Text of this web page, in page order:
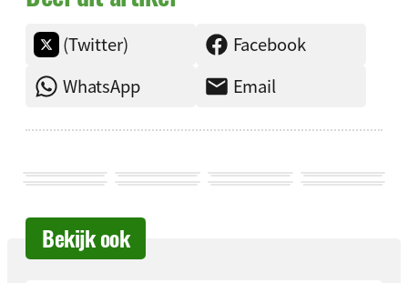
(Twitter)
Facebook
WhatsApp
Email
Bekijk ook